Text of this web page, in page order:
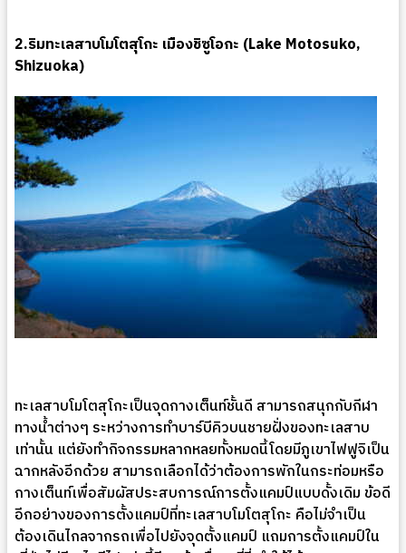
2.ริมทะเลสาบโมโตสุโกะ เมืองชิซูโอกะ (Lake Motosuko,
Shizuoka)
ทะเลสาบโมโตสุโกะเป็นจุดกางเต็นท์ชั้นดี สามารถสนุกกับกีฬา
ทางน้ำต่างๆ ระหว่างการทำบาร์บีคิวบนชายฝั่งของทะเลสาบ
เท่านั้น แต่ยังทำกิจกรรมหลากหลยทั้งหมดนี้โดยมีภูเขาไฟฟูจิเป็น
ฉากหลังอีกด้วย สามารถเลือกได้ว่าต้องการพักในกระท่อมหรือ
กางเต็นท์เพื่อสัมผัสประสบการณ์การตั้งแคมป์แบบดั้งเดิม ข้อดี
อีกอย่างของการตั้งแคมป์ที่ทะเลสาบโมโตสุโกะ คือไม่จำเป็น
ต้องเดินไกลจากรถเพื่อไปยังจุดตั้งแคมป์ แถมการตั้งแคมป์ใน